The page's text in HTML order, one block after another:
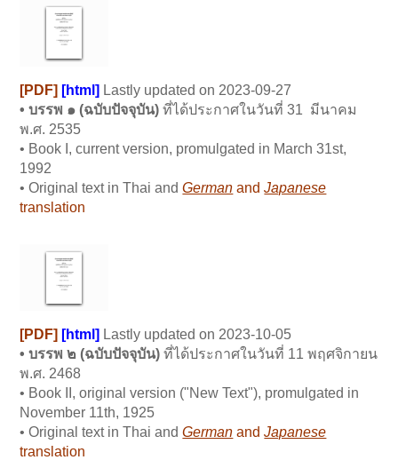
[PDF] [html] Lastly updated on 2023-09-27
• บรรพ ๑ (ฉบับปัจจุบัน)ที่ได้ประกาศในวันที่ 31 มีนาคม
พ.ศ. 2535
• Book I, current version, promulgated in March 31st,
1992
• Original text in Thai andGerman andJapanese
translation
[PDF] [html] Lastly updated on 2023-10-05
• บรรพ ๒ (ฉบับปัจจุบัน)ที่ได้ประกาศในวันที่ 11 พฤศจิกายน
พ.ศ. 2468
• Book II, original version ("New Text"), promulgated in
November 11th, 1925
• Original text in Thai andGerman andJapanese
translation